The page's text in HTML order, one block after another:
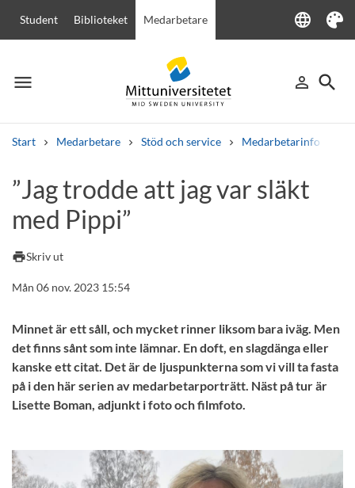
Student Biblioteket Medarbetare language
Language
Tema
menu
Meny person_outline
Logga in
search
Sök
Start Medarbetare Stöd och service Medarbetarinfo
Andra söktjänster
Kurser och program
”Jag trodde att jag var släkt
med Pippi”
printSkriv ut
Mån 06 nov. 2023 15:54
Minnet är ett såll, och mycket rinner liksom bara iväg. Men
det finns sånt som inte lämnar. En doft, en slagdänga eller
kanske ett citat. Det är de ljuspunkterna som vi vill ta fasta
på i den här serien av medarbetarporträtt. Näst på tur är
Lisette Boman, adjunkt i foto och filmfoto.